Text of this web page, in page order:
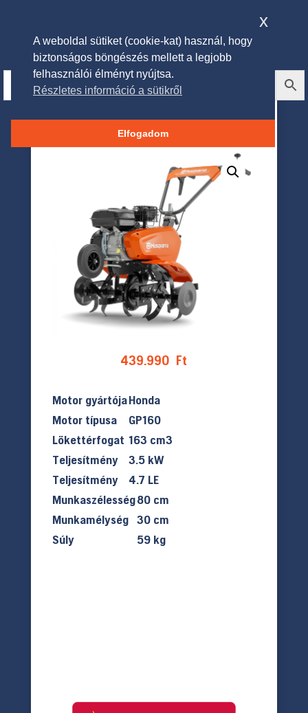
Husqvarna TF435P Rotációs
kapa
439.990 Ft
Motor gyártójaHonda
Motor típusa
GP160
Lökettérfogat 163 cm3
Teljesítmény
3.5 kW
Teljesítmény
4.7 LE
Munkaszélesség80 cm
Munkamélység 30 cm
Súly
59 kg
A weboldal sütiket (cookie-kat) használ, hogy
biztonságos böngészés mellett a legjobb
felhasználói élményt nyújtsa.
Részletes információ a sütikről
Elfogadom
x